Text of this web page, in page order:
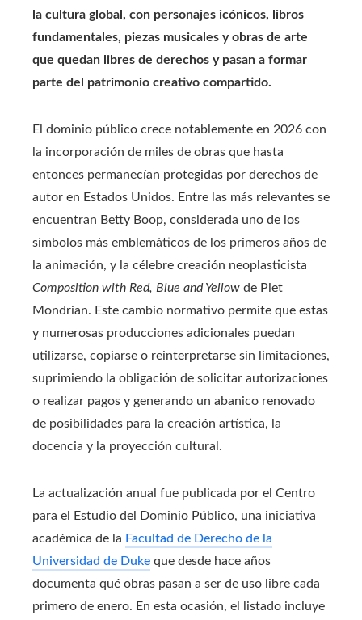
la cultura global, con personajes icónicos, libros
fundamentales, piezas musicales y obras de arte
que quedan libres de derechos y pasan a formar
parte del patrimonio creativo compartido.
El dominio público crece notablemente en 2026 con
la incorporación de miles de obras que hasta
entonces permanecían protegidas por derechos de
autor en Estados Unidos. Entre las más relevantes se
encuentran Betty Boop, considerada uno de los
símbolos más emblemáticos de los primeros años de
la animación, y la célebre creación neoplasticista
Composition with Red, Blue and Yellow de Piet
Mondrian. Este cambio normativo permite que estas
y numerosas producciones adicionales puedan
utilizarse, copiarse o reinterpretarse sin limitaciones,
suprimiendo la obligación de solicitar autorizaciones
o realizar pagos y generando un abanico renovado
de posibilidades para la creación artística, la
docencia y la proyección cultural.
La actualización anual fue publicada por el Centro
para el Estudio del Dominio Público, una iniciativa
académica de la Facultad de Derecho de la
Universidad de Duke que desde hace años
documenta qué obras pasan a ser de uso libre cada
primero de enero. En esta ocasión, el listado incluye